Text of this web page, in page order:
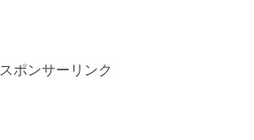
スポンサーリンク